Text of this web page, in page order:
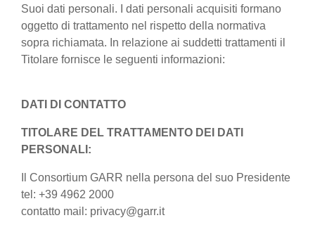
Suoi dati personali. I dati personali acquisiti formano
oggetto di trattamento nel rispetto della normativa
sopra richiamata. In relazione ai suddetti trattamenti il
Titolare fornisce le seguenti informazioni:
DATI DI CONTATTO
TITOLARE DEL TRATTAMENTO DEI DATI
PERSONALI:
Il Consortium GARR nella persona del suo Presidente
tel: +39 4962 2000
contatto mail: privacy@garr.it